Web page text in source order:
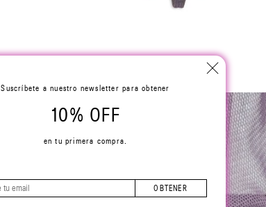
Suscríbete a nuestro newsletter para obtener
10% OFF
en tu primera compra.
OBTENER